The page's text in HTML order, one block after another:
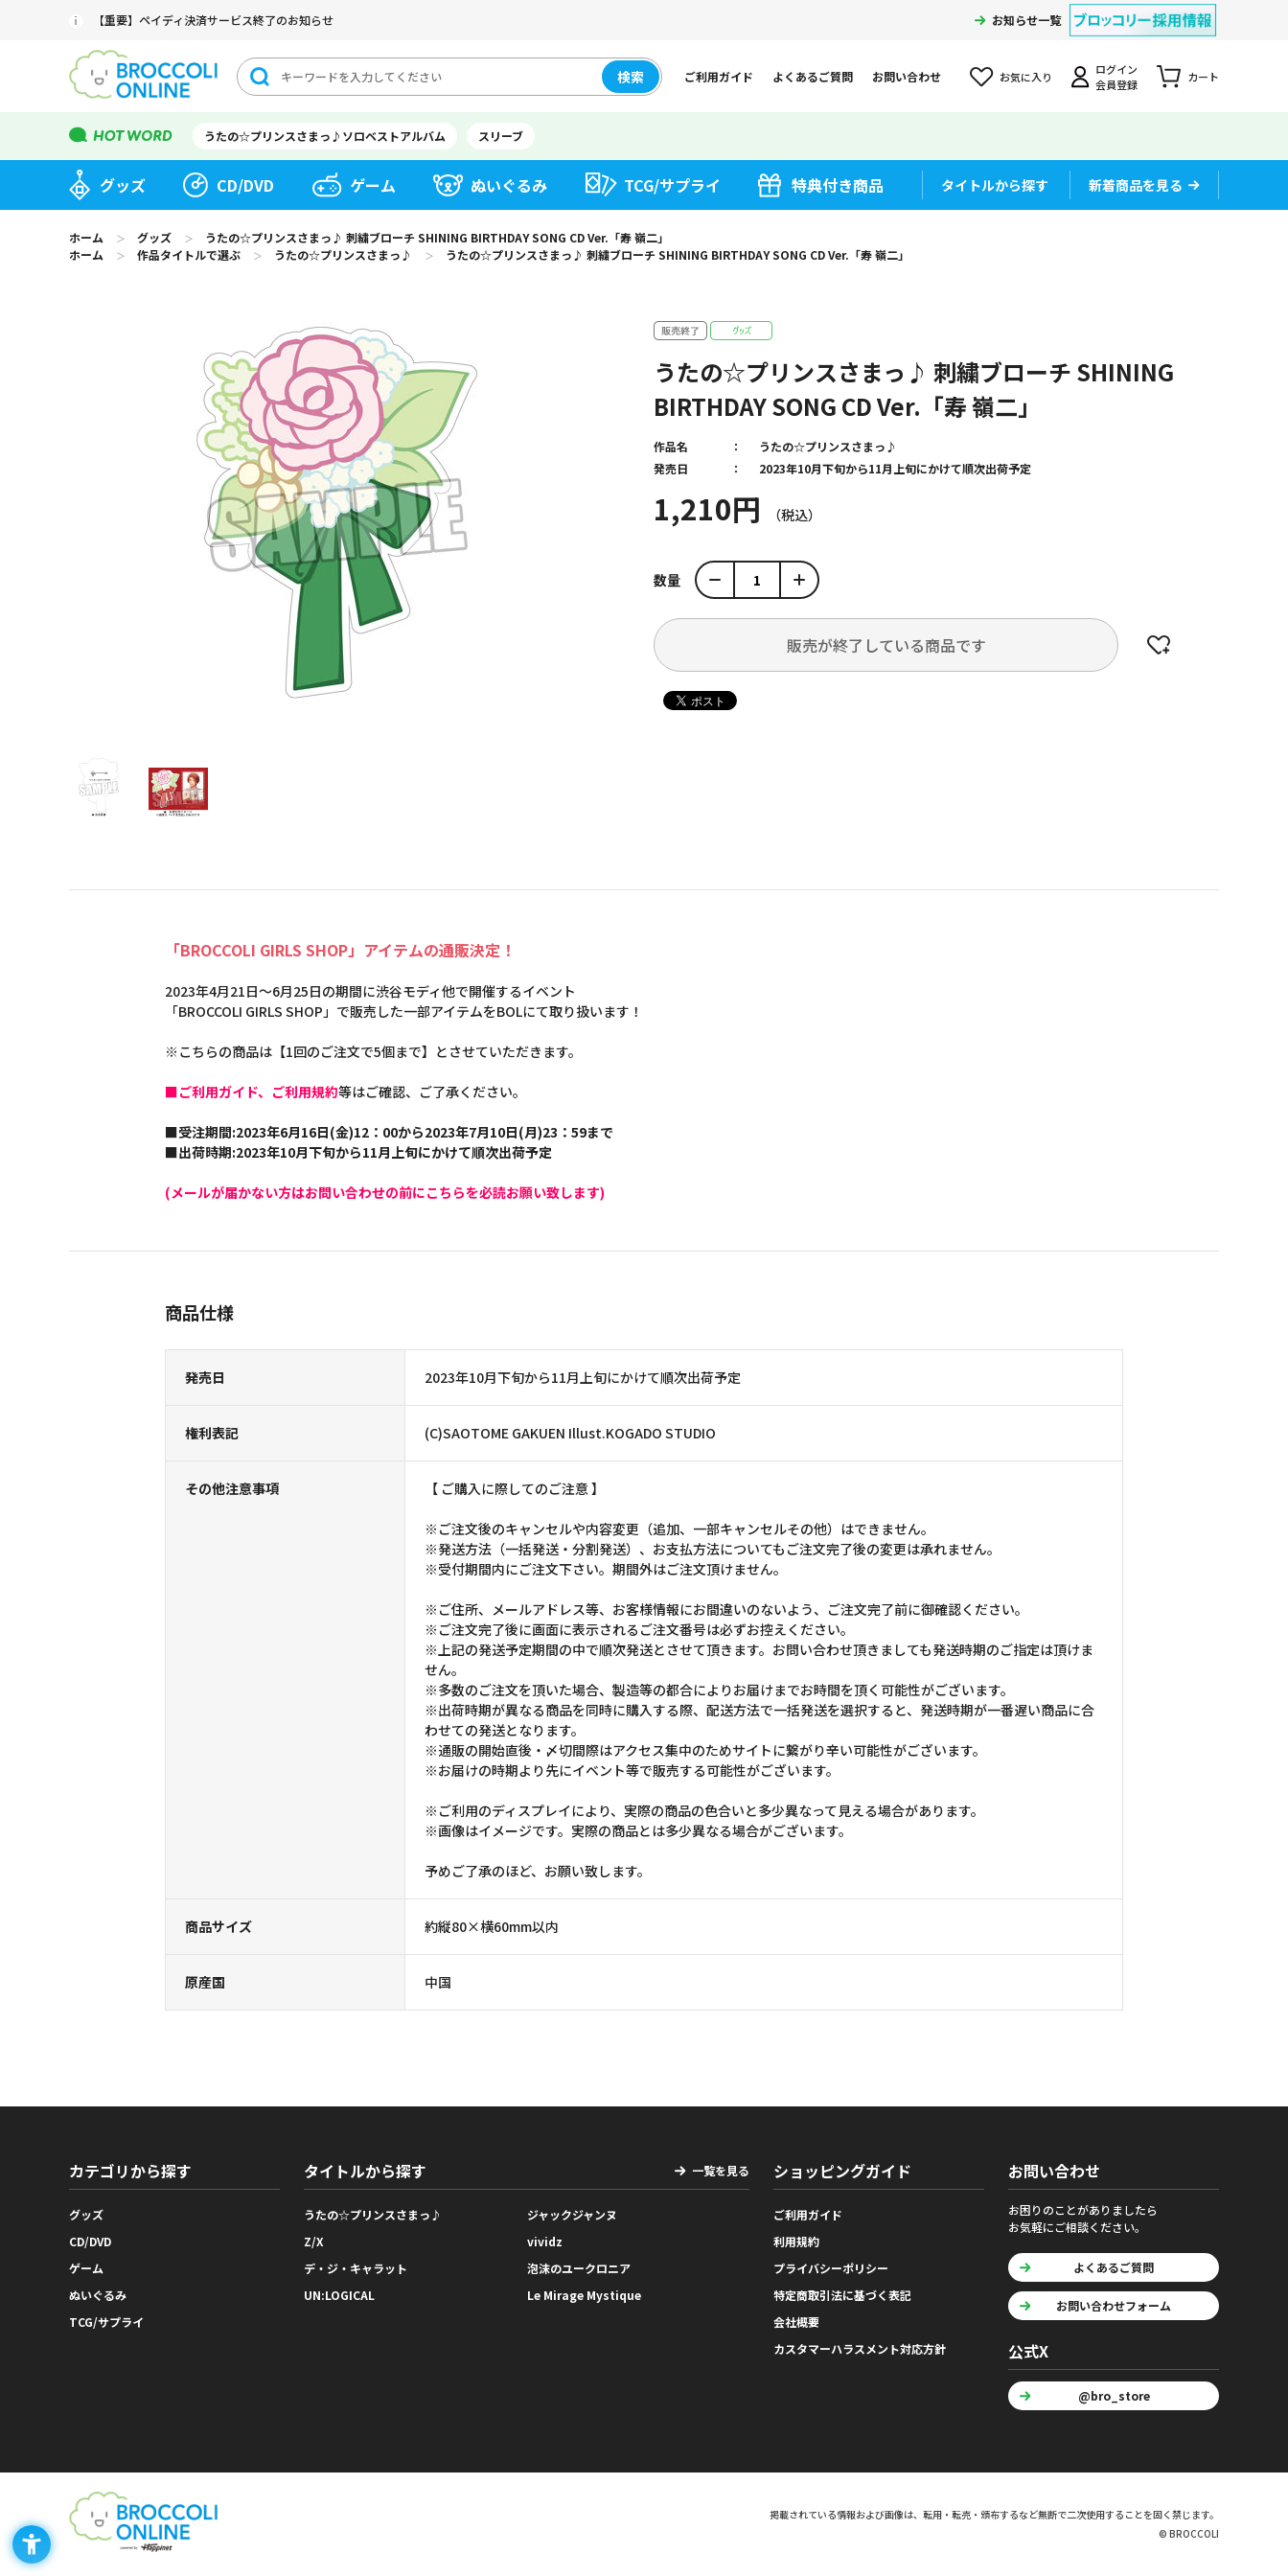
【重要】ペイディ決済サービス終了のお知らせ お知らせ一覧
検索 ご利用ガイド よくあるご質問 お問い合わせ お気に入り
ログイン
会員登録
カート
うたの☆プリンスさまっ♪ソロベストアルバム スリーブ
グッズ CD/DVD ゲーム ぬいぐるみ TCG/サプライ 特典付き商品 タイトルから探す 新着商品を見る
ホーム ＞ グッズ ＞
うたの☆プリンスさまっ♪ 刺繍ブローチ SHINING BIRTHDAY SONG CD Ver.「寿 嶺二」
ホーム
＞ 作品タイトルで選ぶ ＞ うたの☆プリンスさまっ♪ ＞ うたの☆プリンスさまっ♪ 刺繍ブローチ SHINING BIRTHDAY SONG CD Ver.「寿 嶺二」
うたの☆プリンスさまっ♪ 刺繍ブローチ SHINING
BIRTHDAY SONG CD Ver.「寿 嶺二」
1,210円
作品名
うたの☆プリンスさまっ♪
発売日
2023年10月下旬から11月上旬にかけて順次出荷予定
数量
販売が終了している商品です
「BROCCOLI GIRLS SHOP」アイテムの通販決定！
2023年4月21日～6月25日の期間に渋谷モディ他で開催するイベント
「BROCCOLI GIRLS SHOP」で販売した一部アイテムをBOLにて取り扱います！
※こちらの商品は【1回のご注文で5個まで】とさせていただきます。
■ご利用ガイド、ご利用規約等はご確認、ご了承ください。
■受注期間:2023年6月16日(金)12：00から2023年7月10日(月)23：59まで
■出荷時期:2023年10月下旬から11月上旬にかけて順次出荷予定
(メールが届かない方はお問い合わせの前にこちらを必読お願い致します)
商品仕様
発売日 2023年10月下旬から11月上旬にかけて順次出荷予定
権利表記 (C)SAOTOME GAKUEN Illust.KOGADO STUDIO
その他注意事項 【 ご購入に際してのご注意 】
※ご注文後のキャンセルや内容変更（追加、一部キャンセルその他）はできません。
※発送方法（一括発送・分割発送）、お支払方法についてもご注文完了後の変更は承れません。
※受付期間内にご注文下さい。期間外はご注文頂けません。
※ご住所、メールアドレス等、お客様情報にお間違いのないよう、ご注文完了前に御確認ください。
※ご注文完了後に画面に表示されるご注文番号は必ずお控えください。
※上記の発送予定期間の中で順次発送とさせて頂きます。お問い合わせ頂きましても発送時期のご指定は頂けま
せん。
※多数のご注文を頂いた場合、製造等の都合によりお届けまでお時間を頂く可能性がございます。
※出荷時期が異なる商品を同時に購入する際、配送方法で一括発送を選択すると、発送時期が一番遅い商品に合
わせての発送となります。
※通販の開始直後・〆切間際はアクセス集中のためサイトに繋がり辛い可能性がございます。
※お届けの時期より先にイベント等で販売する可能性がございます。
※ご利用のディスプレイにより、実際の商品の色合いと多少異なって見える場合があります。
※画像はイメージです。実際の商品とは多少異なる場合がございます。
予めご了承のほど、お願い致します。
商品サイズ 約縦80×横60mm以内
原産国 中国
カテゴリから探す
グッズ
CD/DVD
ゲーム
ぬいぐるみ
TCG/サプライ
タイトルから探す 一覧を見る
うたの☆プリンスさまっ♪
ジャックジャンヌ
Z/X
vividz
デ・ジ・キャラット
泡沫のユークロニア
UN:LOGICAL
Le Mirage Mystique
ショッピングガイド
ご利用ガイド
利用規約
プライバシーポリシー
特定商取引法に基づく表記
会社概要
カスタマーハラスメント対応方針
お問い合わせ
お困りのことがありましたら
お気軽にご相談ください。
よくあるご質問
お問い合わせフォーム
公式X
@bro_store
掲載されている情報および画像は、転用・転売・頒布するなど無断で二次使用することを固く禁じます。
© BROCCOLI